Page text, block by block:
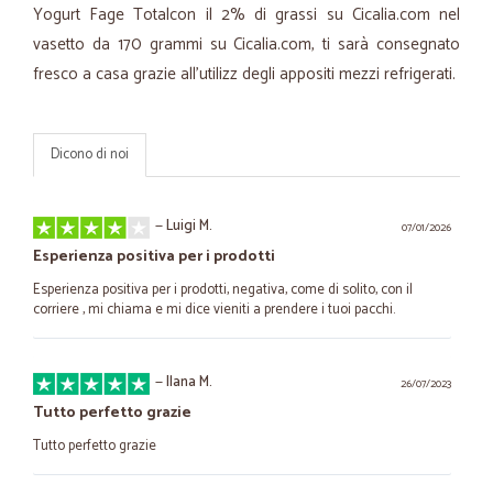
Yogurt Fage Totalcon il 2% di grassi su Cicalia.com nel
vasetto da 170 grammi su Cicalia.com, ti sarà consegnato
fresco a casa grazie all'utilizz degli appositi mezzi refrigerati.
Dicono di noi
07/01/2026
—Luigi M.
Esperienza positiva per i prodotti
Esperienza positiva per i prodotti, negativa, come di solito, con il
corriere , mi chiama e mi dice vieniti a prendere i tuoi pacchi.
26/07/2023
—Ilana M.
Tutto perfetto grazie
Tutto perfetto grazie